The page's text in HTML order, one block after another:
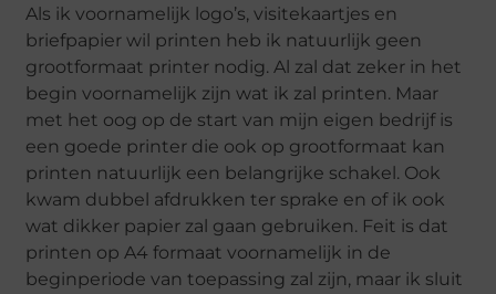
Als ik voornamelijk logo’s, visitekaartjes en
briefpapier wil printen heb ik natuurlijk geen
grootformaat printer nodig. Al zal dat zeker in het
begin voornamelijk zijn wat ik zal printen. Maar
met het oog op de start van mijn eigen bedrijf is
een goede printer die ook op grootformaat kan
printen natuurlijk een belangrijke schakel. Ook
kwam dubbel afdrukken ter sprake en of ik ook
wat dikker papier zal gaan gebruiken. Feit is dat
printen op A4 formaat voornamelijk in de
beginperiode van toepassing zal zijn, maar ik sluit